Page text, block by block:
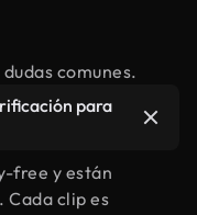
comunes.
para
free y están
Cada clip es